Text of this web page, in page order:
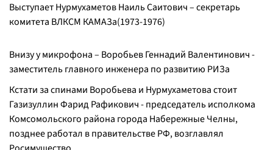
Выступает Нурмухаметов Наиль Саитович – секретарь
комитета ВЛКСМ КАМАЗа(1973-1976)
Внизу у микрофона – Воробьев Геннадий Валентинович -
заместитель главного инженера по развитию РИЗа
Кстати за спинами Воробьева и Нурмухаметова стоит
Газизуллин Фарид Рафикович - председатель исполкома
Комсомольского района города Набережные Челны,
позднее работал в правительстве РФ, возглавлял